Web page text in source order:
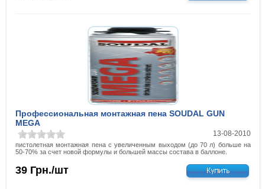
Профессиональная монтажная пена SOUDAL GUN
MEGA
13-08-2010
пистолетная монтажная пена с увеличенным выходом (до 70 л) больше на
50-70% за счет новой формулы и большей массы состава в баллоне.
39 Грн./шт